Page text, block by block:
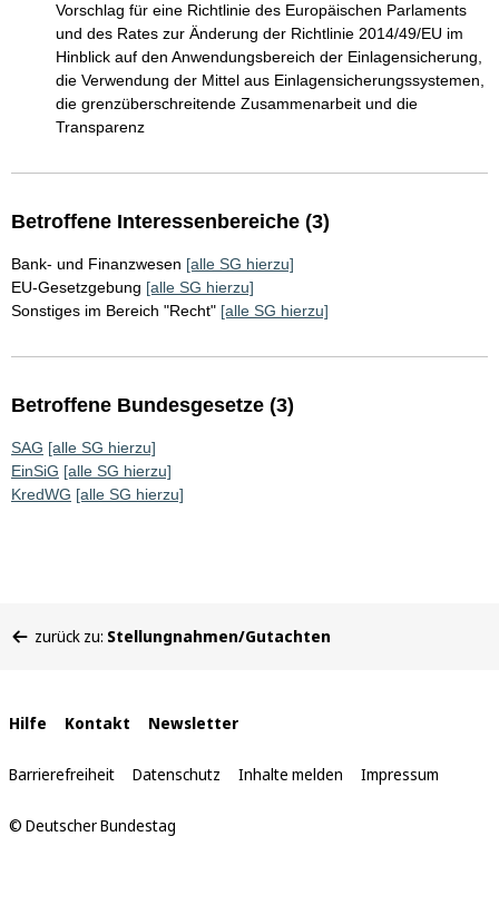
Vorschlag für eine Richtlinie des Europäischen Parlaments
und des Rates zur Änderung der Richtlinie 2014/49/EU im
Hinblick auf den Anwendungsbereich der Einlagensicherung,
die Verwendung der Mittel aus Einlagensicherungssystemen,
die grenzüberschreitende Zusammenarbeit und die
Transparenz
Betroffene Interessenbereiche (3)
Bank- und Finanzwesen [alle SG hierzu]
EU-Gesetzgebung [alle SG hierzu]
Sonstiges im Bereich "Recht" [alle SG hierzu]
Betroffene Bundesgesetze (3)
SAG [alle SG hierzu]
EinSiG [alle SG hierzu]
KredWG [alle SG hierzu]
befinden
zurück zu: Stellungnahmen/Gutachten
Interne
Links
Hilfe Kontakt Newsletter
Barrierefreiheit Datenschutz Inhalte melden Impressum
© Deutscher Bundestag